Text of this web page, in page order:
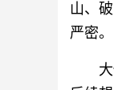
山、
严密。